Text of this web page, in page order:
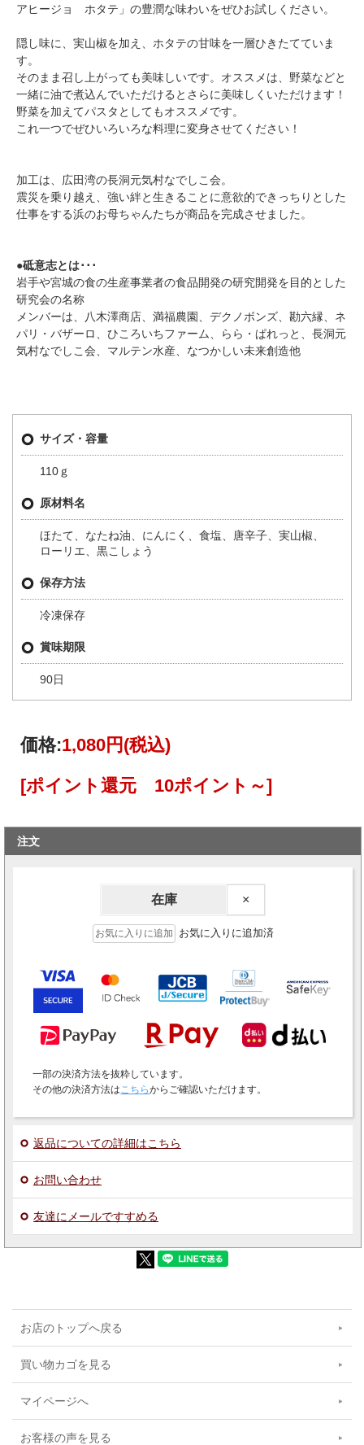
アヒージョ ホタテ」の豊潤な味わいをぜひお試しください。
隠し味に、実山椒を加え、ホタテの甘味を一層ひきたてていま
す。
そのまま召し上がっても美味しいです。オススメは、野菜などと
一緒に油で煮込んでいただけるとさらに美味しくいただけます！
野菜を加えてパスタとしてもオススメです。
これ一つでぜひいろいろな料理に変身させてください！
加工は、広田湾の長洞元気村なでしこ会。
震災を乗り越え、強い絆と生きることに意欲的できっちりとした
仕事をする浜のお母ちゃんたちが商品を完成させました。
●砥意志とは･･･
岩手や宮城の食の生産事業者の食品開発の研究開発を目的とした
研究会の名称
メンバーは、八木澤商店、満福農園、デクノボンズ、勘六縁、ネ
パリ・バザーロ、ひころいちファーム、らら・ぱれっと、長洞元
気村なでしこ会、マルテン水産、なつかしい未来創造他
サイズ・容量
110ｇ
原材料名
ほたて、なたね油、にんにく、食塩、唐辛子、実山椒、
ローリエ、黒こしょう
保存方法
冷凍保存
賞味期限
90日
価格:1,080円 (税込)
[ポイント還元 10ポイント～]
注文
在庫 ×
お気に入りに追加済
一部の決済方法を抜粋しています。
その他の決済方法はこちらからご確認いただけます。
返品についての詳細はこちら
お問い合わせ
友達にメールですすめる
お店のトップへ戻る
買い物カゴを見る
マイページへ
お客様の声を見る